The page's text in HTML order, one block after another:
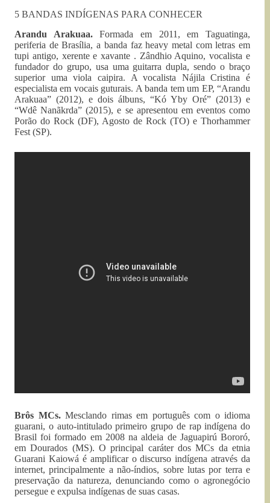
5 BANDAS INDÍGENAS PARA CONHECER
Arandu Arakuaa.Formada em 2011, em Taguatinga,
periferia de Brasília, a banda faz heavy metal com letras em
tupi antigo, xerente e xavante . Zândhio Aquino, vocalista e
fundador do grupo, usa uma guitarra dupla, sendo o braço
superior uma viola caipira. A vocalista Nájila Cristina é
especialista em vocais guturais. A banda tem um EP, “Arandu
Arakuaa” (2012), e dois álbuns, “Kó Yby Oré” (2013) e
“Wdê Nanãkrda” (2015), e se apresentou em eventos como
Porão do Rock (DF), Agosto de Rock (TO) e Thorhammer
Fest (SP).
Brôs MCs.Mesclando rimas em português com o idioma
guarani, o auto-intitulado primeiro grupo de rap indígena do
Brasil foi formado em 2008 na aldeia de Jaguapirú Bororó,
em Dourados (MS). O principal caráter dos MCs da etnia
Guarani Kaiowá é amplificar o discurso indígena através da
internet, principalmente a não-índios, sobre lutas por terra e
preservação da natureza, denunciando como o agronegócio
persegue e expulsa indígenas de suas casas.